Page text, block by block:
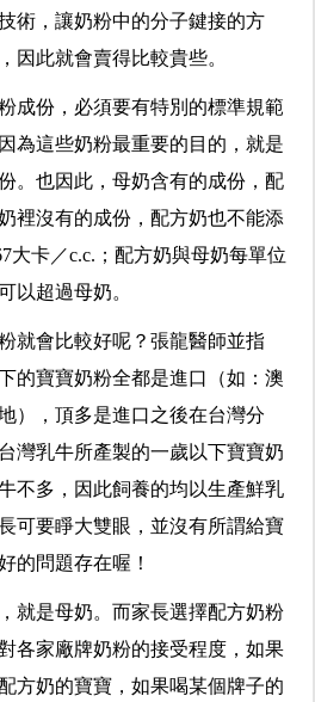
術，讓奶粉中的分子鍵接的方
因此就會賣得比較貴些。
成份，必須要有特別的標準規範
為這些奶粉最重要的目的，就是
。也因此，母奶含有的成份，配
裡沒有的成份，配方奶也不能添
大卡／c.c.；配方奶與母奶每單位
以超過母奶。
就會比較好呢？張龍醫師並指
的寶寶奶粉全都是進口（如：澳
），頂多是進口之後在台灣分
灣乳牛所產製的一歲以下寶寶奶
不多，因此飼養的均以生產鮮乳
可要睜大雙眼，並沒有所謂給寶
的問題存在喔！
就是母奶。而家長選擇配方奶粉
各家廠牌奶粉的接受程度，如果
方奶的寶寶，如果喝某個牌子的